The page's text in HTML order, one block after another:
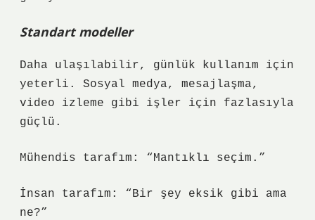
Standart modeller
Daha ulaşılabilir, günlük kullanım için
yeterli. Sosyal medya, mesajlaşma,
video izleme gibi işler için fazlasıyla
güçlü.
Mühendis tarafım: “Mantıklı seçim.”
İnsan tarafım: “Bir şey eksik gibi ama
ne?”